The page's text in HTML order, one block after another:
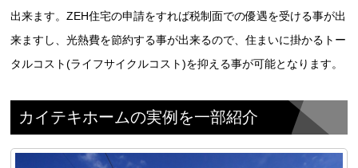
出来ます。ZEH住宅の申請をすれば税制面での優遇を受ける事が出
来ますし、光熱費を節約する事が出来るので、住まいに掛かるトー
タルコスト(ライフサイクルコスト)を抑える事が可能となります。
カイテキホームの実例を一部紹介